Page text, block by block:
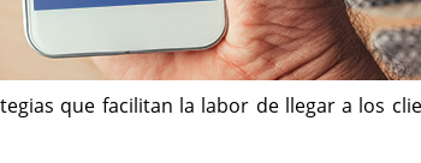
que facilitan la labor de llegar a los